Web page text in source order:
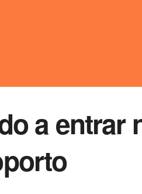
a entrar